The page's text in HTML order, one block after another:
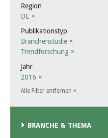
Region
DE ×
Publikationstyp
Branchenstudie ×
Trendforschung ×
Jahr
2016 ×
Alle Filter entfernen ×
BRANCHE & THEMA